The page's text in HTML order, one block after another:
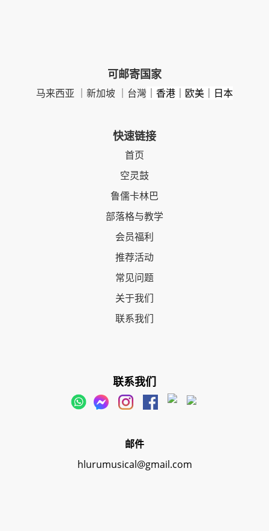
可邮寄国家
马来西亚 ｜新加坡 ｜台灣 ｜香港｜欧美｜日本
快速链接
首页
空灵鼓
鲁儒卡林巴
部落格与教学
会员福利
推荐活动
常见问题
关于我们
联系我们
联系我们
邮件
hlurumusical@gmail.com